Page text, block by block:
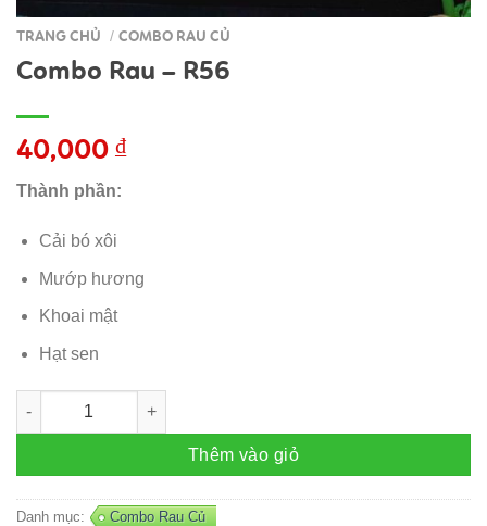
TRANG CHỦ / COMBO RAU CỦ
Combo Rau – R56
40,000 ₫
Thành phần:
Cải bó xôi
Mướp hương
Khoai mật
Hạt sen
Combo Rau – R56 số lượng
Thêm vào giỏ
Danh mục: Combo Rau Củ